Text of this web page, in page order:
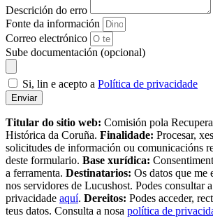
Descrición do erro
Fonte da información
Correo electrónico
Sube documentación (opcional)
Si, lin e acepto a Política de privacidade
Enviar
Titular do sitio web: Comisión pola
Histórica da Coruña. Finalidade: Procesar,
solicitudes de información ou comunicacións
deste formulario. Base xurídica:
a ferramenta. Destinatarios: Os datos que me
nos servidores de Lucushost. Podes consultar
privacidade aquí. Dereitos: Podes acceder,
teus datos. Consulta a nosa política de